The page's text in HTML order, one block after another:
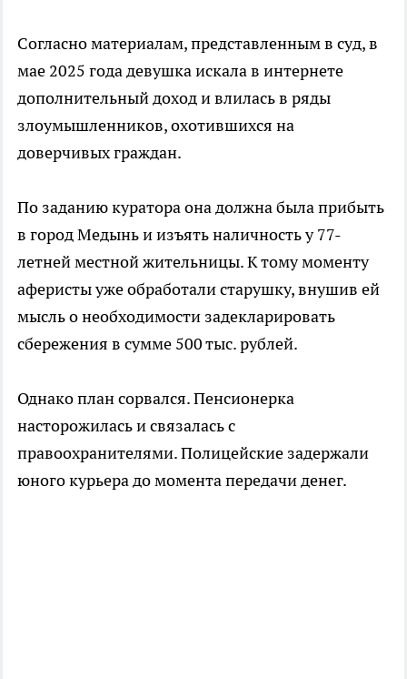
Согласно материалам, представленным в суд, в
мае 2025 года девушка искала в интернете
дополнительный доход и влилась в ряды
злоумышленников, охотившихся на
доверчивых граждан.
По заданию куратора она должна была прибыть
в город Медынь и изъять наличность у 77-
летней местной жительницы. К тому моменту
аферисты уже обработали старушку, внушив ей
мысль о необходимости задекларировать
сбережения в сумме 500 тыс. рублей.
Однако план сорвался. Пенсионерка
насторожилась и связалась с
правоохранителями. Полицейские задержали
юного курьера до момента передачи денег.